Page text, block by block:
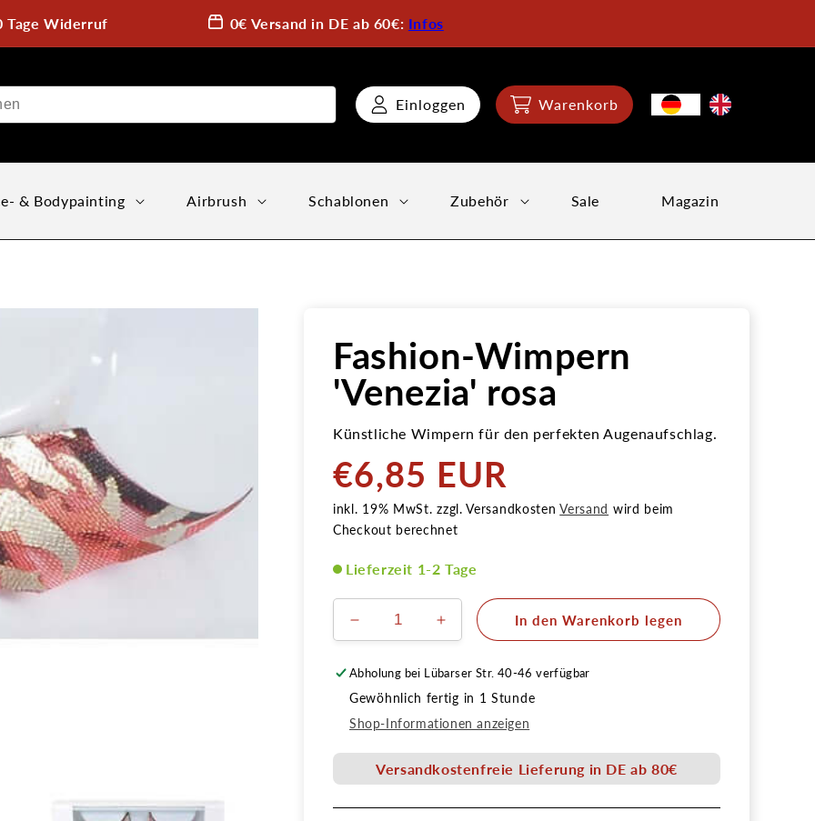
Tage Widerruf 0€ Versand in DE ab 60€: Infos
Einloggen Warenkorb
& Bodypainting Airbrush Schablonen Zubehör Sale Magazin
Fashion-Wimpern
'Venezia' rosa
Künstliche Wimpern für den perfekten Augenaufschlag.
Normaler
Preis
€6,85 EUR
inkl. 19% MwSt. zzgl. VersandkostenVersand wird beim
Checkout berechnet
Lieferzeit 1-2 Tage
Verringere
die
Menge
Fashion-
Wimpern
rosa
Erhöhe
die
Menge
Fashion-
Wimpern
rosa
In den Warenkorb legen
Abholung bei Lübarser Str. 40-46 verfügbar
Gewöhnlich fertig in 1 Stunde
Shop-Informationen anzeigen
Versandkostenfreie Lieferung in DE ab 80€